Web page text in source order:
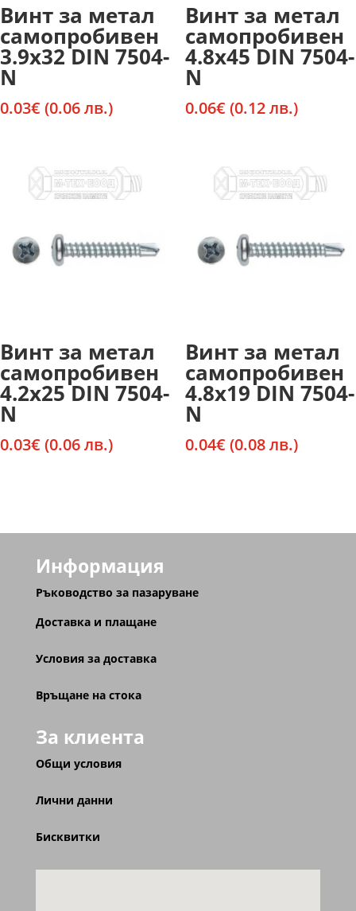
Винт за метал
самопробивен
3.9х32 DIN 7504-
N
0.03€ (0.06 лв.)
Винт за метал
самопробивен
4.8х45 DIN 7504-
N
0.06€ (0.12 лв.)
Винт за метал
самопробивен
4.2х25 DIN 7504-
N
0.03€ (0.06 лв.)
Винт за метал
самопробивен
4.8х19 DIN 7504-
N
0.04€ (0.08 лв.)
Информация
Ръководство за пазаруване
Доставка и плащане
Условия за доставка
Връщане на стока
За клиента
Общи условия
Лични данни
Бисквитки